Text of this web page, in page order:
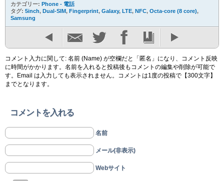
カテゴリー: Phone - 電話
タグ: 5inch, Dual-SIM, Fingerprint, Galaxy, LTE, NFC, Octa-core (8 core),
Samsung
コメント入力に関して: 名前 (Name) が空欄だと「匿名」になり、コメント反映
に時間がかかります。名前を入れると投稿後もコメントの編集や削除が可能で
す。Email は入力しても表示されません。コメントは1度の投稿で【300文字】
までとなります。
コメントを入れる
名前
メール(非表示)
Webサイト